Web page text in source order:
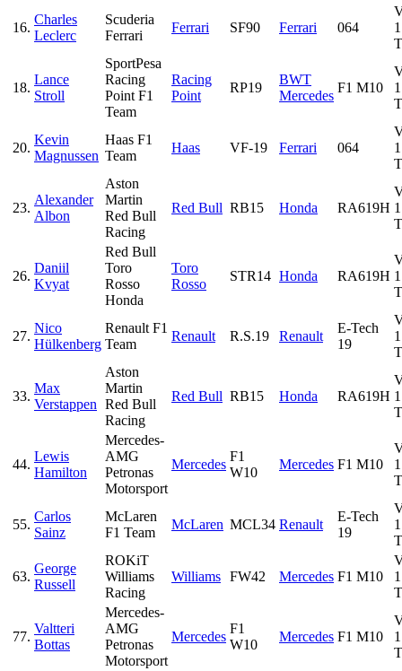
16.
Charles
Leclerc
Scuderia
Ferrari
Ferrari SF90 Ferrari 064
18.
Lance
Stroll
SportPesa
Racing
Point F1
Team
Racing
Point
RP19
BWT
Mercedes
F1 M10
20.
Kevin
Magnussen
Haas F1
Team
Haas VF-19 Ferrari 064
23.
Alexander
Albon
Aston
Martin
Red Bull
Racing
Red Bull RB15 Honda RA619H
26.
Daniil
Kvyat
Red Bull
Toro
Rosso
Honda
Toro
Rosso
STR14 Honda RA619H
27.
Nico
Hülkenberg
Renault F1
Team
Renault R.S.19 Renault
E-Tech
19
33.
Max
Verstappen
Aston
Martin
Red Bull
Racing
Red Bull RB15 Honda RA619H
44.
Lewis
Hamilton
Mercedes-
AMG
Petronas
Motorsport
Mercedes
F1
W10
Mercedes F1 M10
55.
Carlos
Sainz
McLaren
F1 Team
McLaren MCL34 Renault
E-Tech
19
63.
George
Russell
ROKiT
Williams
Racing
Williams FW42 Mercedes F1 M10
77.
Valtteri
Bottas
Mercedes-
AMG
Petronas
Motorsport
Mercedes
F1
W10
Mercedes F1 M10